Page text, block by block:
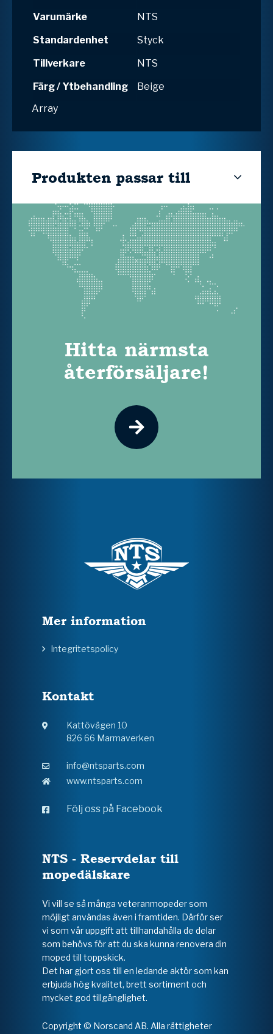
Varumärke
NTS
Standardenhet
Styck
Tillverkare
NTS
Färg / Ytbehandling
Beige
Array
Produkten passar till
Hitta närmsta
återförsäljare!
Mer information
Integritetspolicy
Kontakt
Kattövägen 10
826 66 Marmaverken
info@ntsparts.com
www.ntsparts.com
Följ oss på Facebook
NTS - Reservdelar till
mopedälskare
Vi vill se så många veteranmopeder som
möjligt användas även i framtiden. Därför ser
vi som vår uppgift att tillhandahålla de delar
som behövs för att du ska kunna renovera din
moped till toppskick.
Det har gjort oss till en ledande aktör som kan
erbjuda hög kvalitet, brett sortiment och
mycket god tillgänglighet.
Copyright © Norscand AB. Alla rättigheter